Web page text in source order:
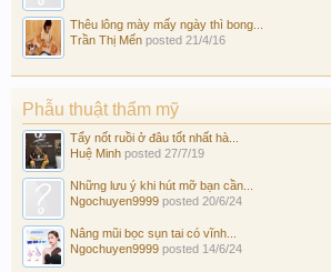
Thêu lông mày mấy ngày thì bong...
Trần Thị Mến posted 21/4/16
Phẫu thuật thẩm mỹ
Tẩy nốt ruồi ở đâu tốt nhất hà...
Huệ Minh posted 27/7/19
Những lưu ý khi hút mỡ bạn cần...
Ngochuyen9999 posted 20/6/24
Nâng mũi bọc sụn tai có vĩnh...
Ngochuyen9999 posted 14/6/24